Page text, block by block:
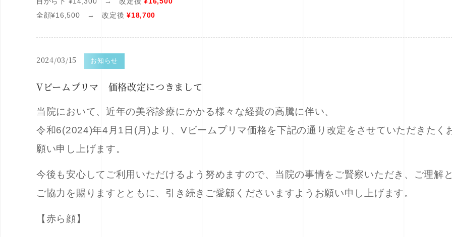
全顔¥16,500 → 改定後 ¥18,700
2024/03/15 お知らせ
Vビームプリマ 価格改定につきまして
当院において、近年の美容診療にかかる様々な経費の高騰に伴い、
令和6(2024)年4月1日(月)より、Vビームプリマ価格を下記の通り改定をさせていただきたく
願い申し上げます。
今後も安心してご利用いただけるよう努めますので、当院の事情をご賢察いただき、ご理解
ご協力を賜りますとともに、引き続きご愛顧くださいますようお願い申し上げます。
【赤ら顔】